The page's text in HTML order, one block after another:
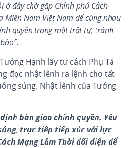
ở đây chờ gặp Chính phủ Cách
Miền Nam Việt Nam để cùng nhau
quyền trong một trật tự, tránh
.
Hạnh lấy tư cách Phụ Tá
đọc nhật lệnh ra lệnh cho tất
súng. Nhật lệnh của Tướng
bàn giao chính quyền. Yêu
trực tiếp tiếp xúc với lực
Mạng Lâm Thời đối diện để